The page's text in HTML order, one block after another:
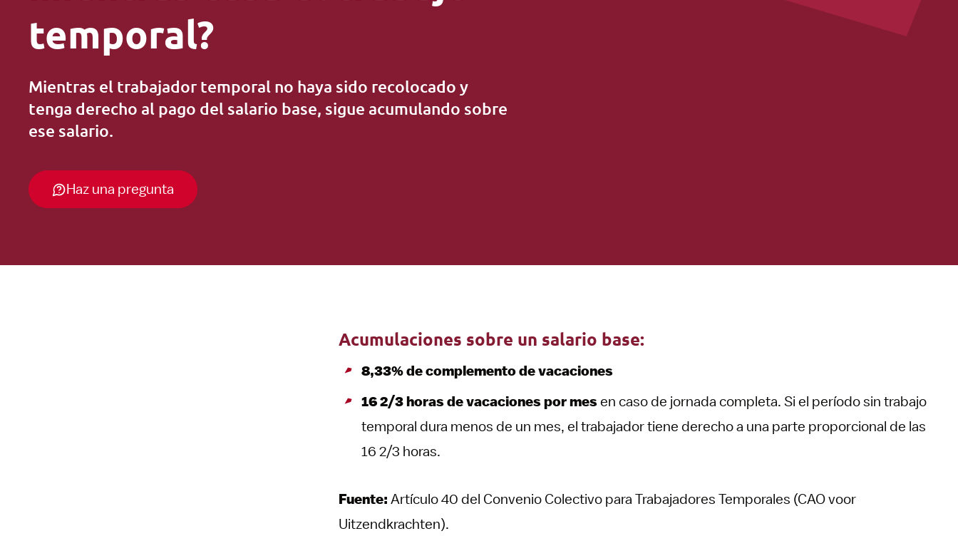
temporal?
Mientras el trabajador temporal no haya sido recolocado y
tenga derecho al pago del salario base, sigue acumulando sobre
ese salario.
Haz una pregunta
Acumulaciones sobre un salario base:
8,33% de complemento de vacaciones
16 2/3 horas de vacaciones por mesen caso de jornada completa. Si el período sin trabajo
temporal dura menos de un mes, el trabajador tiene derecho a una parte proporcional de las
16 2/3 horas.
Fuente: Artículo 40 del Convenio Colectivo para Trabajadores Temporales (CAO voor
Uitzendkrachten).